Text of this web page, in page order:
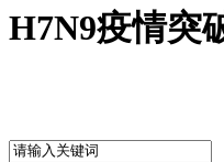
H7N9疫情突